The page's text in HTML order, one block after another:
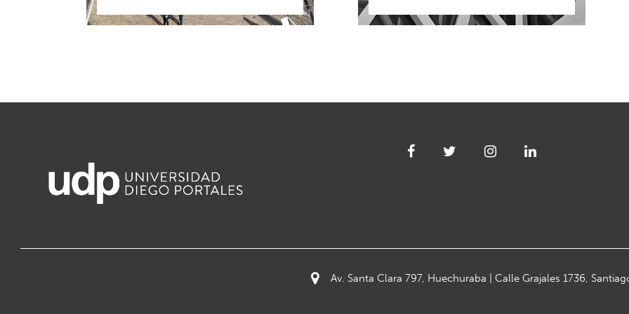
Av. Santa Clara 797, Huechuraba | Calle Grajales 1736,